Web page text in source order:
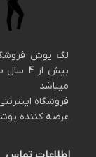
لگ پوش
بیش
میباشد
فروشگاه
عرضه کننده